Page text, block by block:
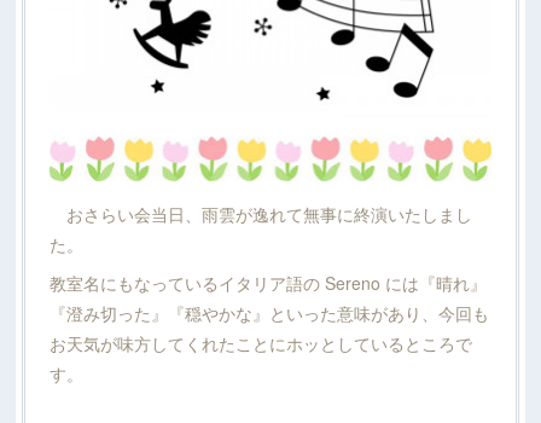
おさらい会当日、雨雲が逸れて無事に終演いたしまし
た。
教室名にもなっているイタリア語の Sereno には『晴れ』
『澄み切った』『穏やかな』といった意味があり、今回も
お天気が味方してくれたことにホッとしているところで
す。